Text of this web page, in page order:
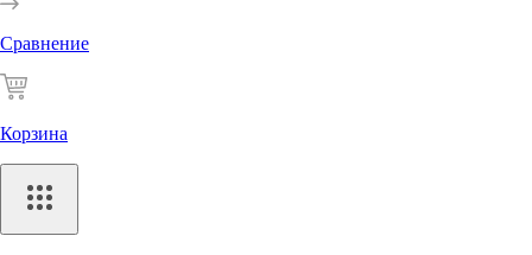
Сравнение
Корзина